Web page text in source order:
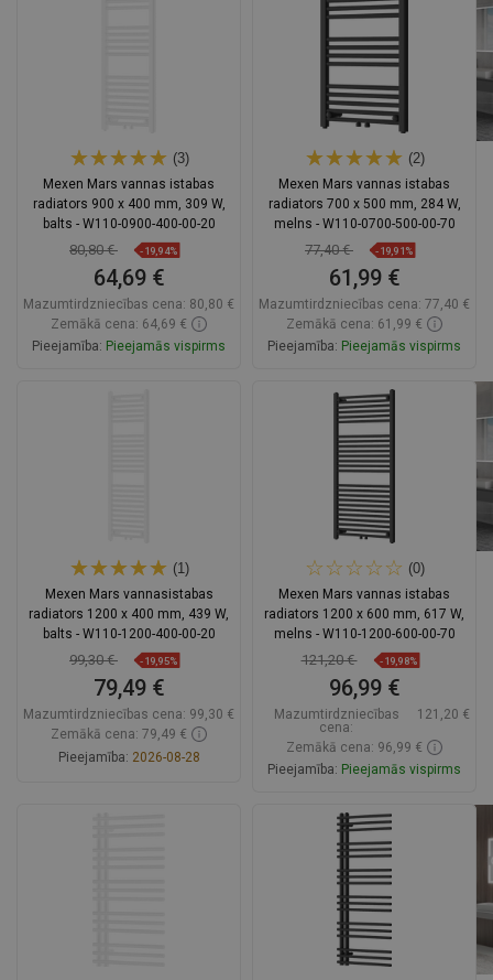
favorite_border Iecienītākie
Salīdzināt
(3)
Mexen Mars vannas istabas
radiators 900 x 400 mm, 309 W,
balts - W110-0900-400-00-20
80,80 € -19,94%
64,69 €
Mazumtirdzniecības cena: 80,80 €
Zemākā cena: 64,69 €
Pieejamība: Pieejamās vispirms
(2)
Mexen Mars vannas istabas
radiators 700 x 500 mm, 284 W,
melns - W110-0700-500-00-70
77,40 € -19,91%
61,99 €
Mazumtirdzniecības cena: 77,40 €
Zemākā cena: 61,99 €
Pieejamība: Pieejamās vispirms
Ielikt grozā
(1)
Mexen Mars vannasistabas
radiators 1200 x 400 mm, 439 W,
balts - W110-1200-400-00-20
99,30 € -19,95%
79,49 €
Mazumtirdzniecības cena: 99,30 €
Zemākā cena: 79,49 €
Pieejamība: 2026-08-28
(0)
Mexen Mars vannas istabas
radiators 1200 x 600 mm, 617 W,
melns - W110-1200-600-00-70
121,20 € -19,98%
96,99 €
Mazumtirdzniecības
cena:
121,20 €
Zemākā cena: 96,99 €
Pieejamība: Pieejamās vispirms
Ielikt grozā
favorite_border Iecienītākie
Salīdzināt